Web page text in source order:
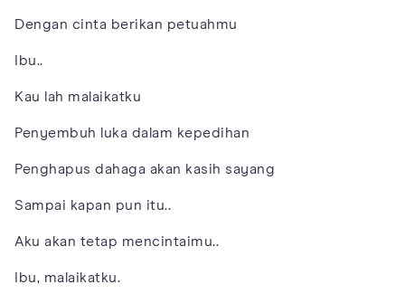
Dengan cinta berikan petuahmu
Ibu..
Kau lah malaikatku
Penyembuh luka dalam kepedihan
Penghapus dahaga akan kasih sayang
Sampai kapan pun itu..
Aku akan tetap mencintaimu..
Ibu, malaikatku.